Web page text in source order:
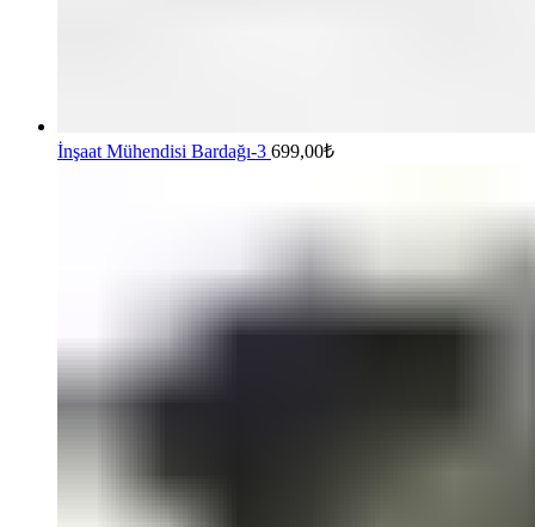
İnşaat Mühendisi Bardağı-3 699,00₺